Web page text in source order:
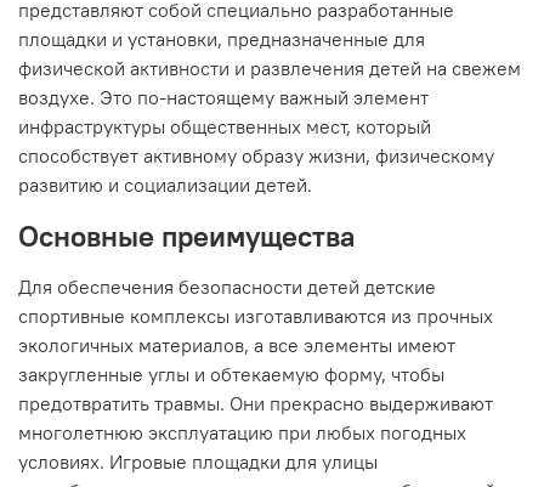
представляют собой специально разработанные
площадки и установки, предназначенные для
физической активности и развлечения детей на свежем
воздухе. Это по-настоящему важный элемент
инфраструктуры общественных мест, который
способствует активному образу жизни, физическому
развитию и социализации детей.
Основные преимущества
Для обеспечения безопасности детей детские
спортивные комплексы изготавливаются из прочных
экологичных материалов, а все элементы имеют
закругленные углы и обтекаемую форму, чтобы
предотвратить травмы. Они прекрасно выдерживают
многолетнюю эксплуатацию при любых погодных
условиях. Игровые площадки для улицы